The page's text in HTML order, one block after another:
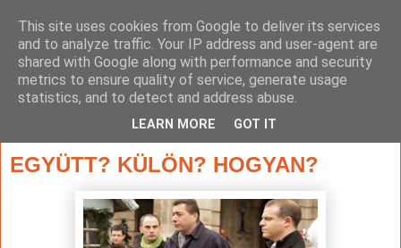
EGYÜTT? KÜLÖN? HOGYAN?
This site uses cookies from Google to deliver its services
and to analyze traffic. Your IP address and user-agent are
shared with Google along with performance and security
metrics to ensure quality of service, generate usage
statistics, and to detect and address abuse.
LEARN MORE GOT IT